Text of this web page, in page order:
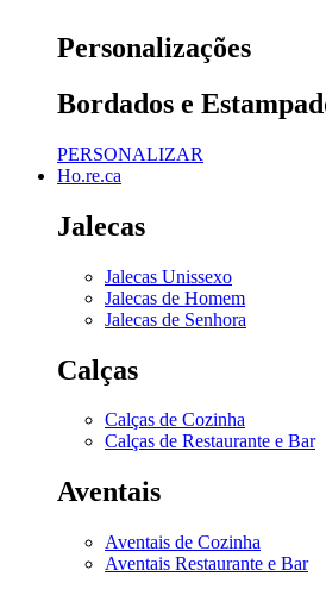
Personalizações
Bordados e
PERSONALIZAR
Ho.re.ca
Jalecas
Jalecas Unissexo
Jalecas de Homem
Jalecas de Senhora
Calças
Calças de Cozinha
Calças de Restaurante e Bar
Aventais
Aventais de Cozinha
Aventais Restaurante e Bar